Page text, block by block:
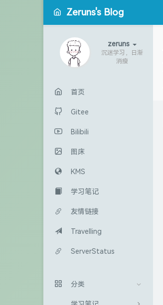
Zeruns's Blog
zeruns
沉迷学习，日渐
消瘦
首页
Gitee
Bilibili
图床
KMS
学习笔记
友情链接
Travelling
ServerStatus
分类